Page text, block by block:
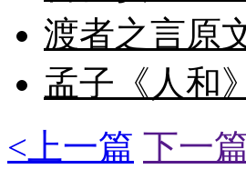
渡者之言原
孟子《人和
<上一篇 下一